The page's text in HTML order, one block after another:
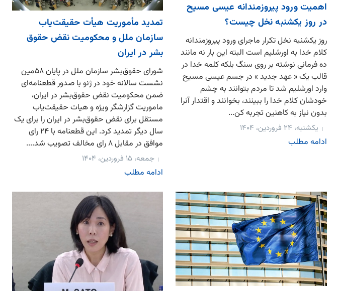
اهمیت ورود پیروزمندانه عیسی مسیح
در روز یکشنبه نخل چیست؟
روز یکشنبه نخل تکرار ماجرای ورود پیروزمندانه
کلام خدا به اورشلیم است البته این بار نه مانند
ده فرمانی نوشته بر روی سنگ بلکه کلمه خدا در
قالب یک « عهد جدید » در جسم عیسی مسیح
وارد اورشلیم شد تا مردم بتوانند به چشم
خودشان کلام خدا را ببینند، بخوانند و اقتدار آنرا
بدون نیاز به کاهنین تجربه کن...
یکشنبه، ۲۴ فروردین، ۱۴۰۴
ادامه مطلب
تمدید مأموریت هیأت حقیقت‌یاب
سازمان ملل و محکومیت نقض حقوق
بشر در ایران
شورای حقوق‌بشر سازمان ملل در پایان ۵۸مین
نشست سالانه خود در ژنو با صدور قطعنامه‌ای
ضمن محکومیت نقض حقوق‌بشر در ایران،
ماموریت گزارشگر ویژه و هیات حقیقت‌یاب
مستقل برای نقض حقوق‌بشر در ایران را برای یک
سال دیگر تمدید کرد. این قطعنامه با ۲۴ رای
موافق در مقابل ۸ رای مخالف تصویب شد....
جمعه، ۱۵ فروردین، ۱۴۰۴
ادامه مطلب